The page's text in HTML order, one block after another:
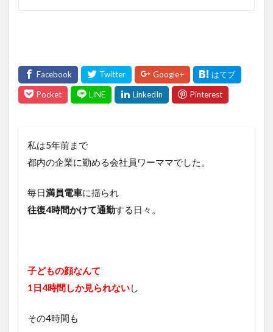
私は5年前まで
都内の企業に勤める会社員ワーママでした。
毎日満員電車に揺られ
往復4時間かけて通勤する日々。
子どもの顔なんて
1日4時間しか見られないし
その4時間も